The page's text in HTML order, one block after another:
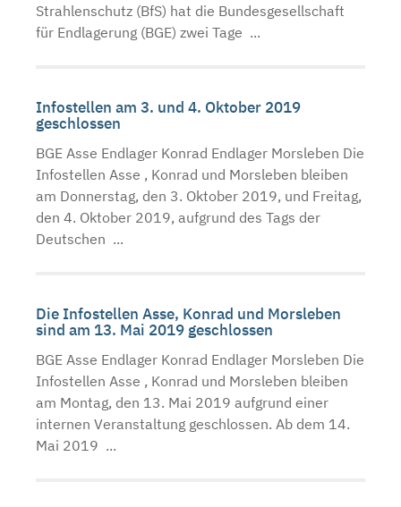
Strahlenschutz (BfS) hat die Bundesgesellschaft
für Endlagerung (BGE) zwei Tage ...
Infostellen am 3. und 4. Oktober 2019
geschlossen
BGE Asse Endlager Konrad Endlager Morsleben Die
Infostellen Asse , Konrad und Morsleben bleiben
am Donnerstag, den 3. Oktober 2019, und Freitag,
den 4. Oktober 2019, aufgrund des Tags der
Deutschen ...
Die Infostellen Asse, Konrad und Morsleben
sind am 13. Mai 2019 geschlossen
BGE Asse Endlager Konrad Endlager Morsleben Die
Infostellen Asse , Konrad und Morsleben bleiben
am Montag, den 13. Mai 2019 aufgrund einer
internen Veranstaltung geschlossen. Ab dem 14.
Mai 2019 ...